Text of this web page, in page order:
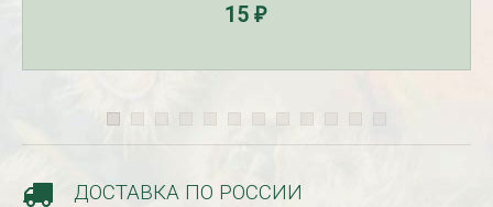
15 ₽
ДОСТАВКА ПО РОССИИ